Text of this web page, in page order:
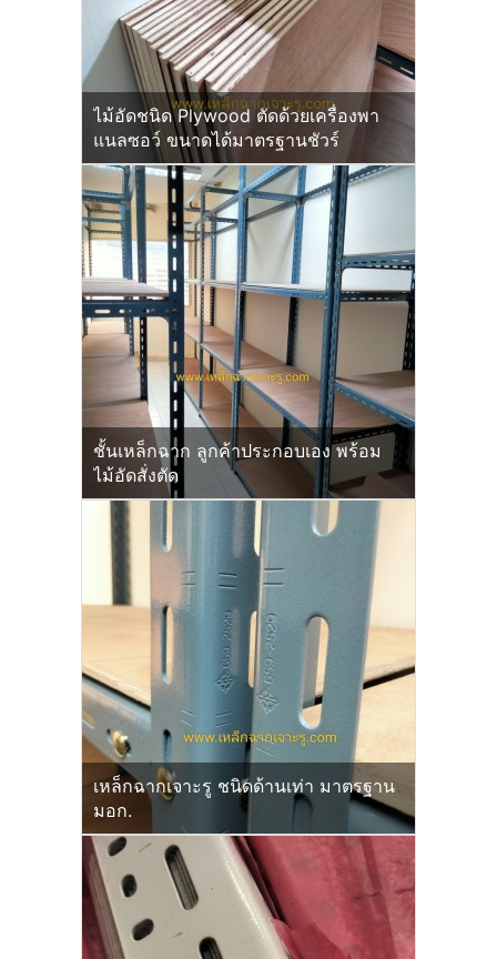
ไม้อัดชนิด Plywood ตัดด้วยเครื่องพา
แนลซอว์ ขนาดได้มาตรฐานชัวร์
ชั้นเหล็กฉาก ลูกค้าประกอบเอง พร้อม
ไม้อัดสั่งตัด
เหล็กฉากเจาะรู ชนิดด้านเท่า มาตรฐาน
มอก.